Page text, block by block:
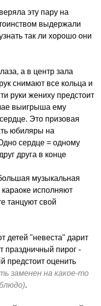
эту пару на
выдержали
так ли хорошо они
а в центр зала
снимают все кольца и
руки жениху предстоит
выигрыша ему
Это призовая
юбиляры на
сердце = одному
друга в конце
музыкальная
караоке исполняют
танцуют свой
детей "невеста" дарит
праздничный пирог -
предстоит оценить
заменен на какое-то
.